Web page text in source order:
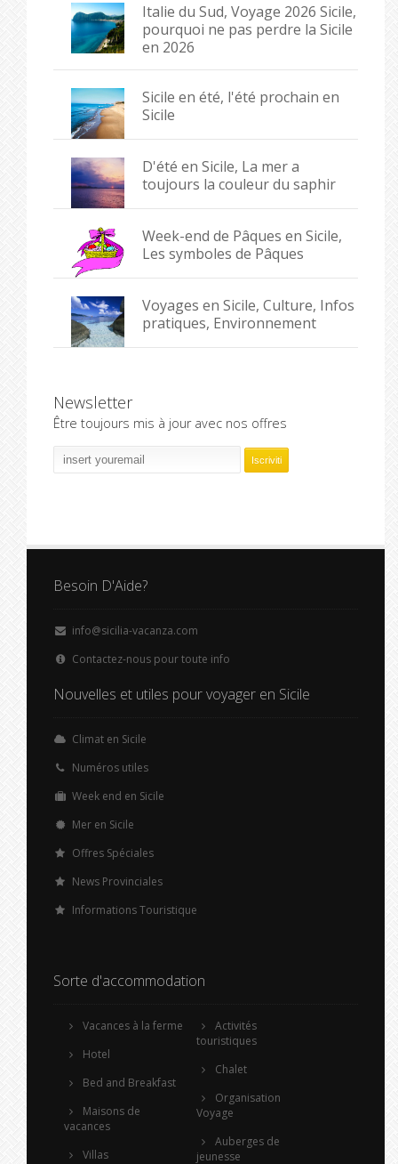
Italie du Sud, Voyage 2026 Sicile,
pourquoi ne pas perdre la Sicile
en 2026
Sicile en été, l'été prochain en
Sicile
D'été en Sicile, La mer a
toujours la couleur du saphir
Week-end de Pâques en Sicile,
Les symboles de Pâques
Voyages en Sicile, Culture, Infos
pratiques, Environnement
Newsletter
Être toujours mis à jour avec nos offres
Besoin D'Aide?
info@sicilia-vacanza.com
Contactez-nous pour toute info
Nouvelles et utiles pour voyager en Sicile
Climat en Sicile
Numéros utiles
Week end en Sicile
Mer en Sicile
Offres Spéciales
News Provinciales
Informations Touristique
Sorte d'accommodation
Vacances à la ferme
Hotel
Bed and Breakfast
Maisons de
vacances
Villas
Activités
touristiques
Chalet
Organisation
Voyage
Auberges de
jeunesse